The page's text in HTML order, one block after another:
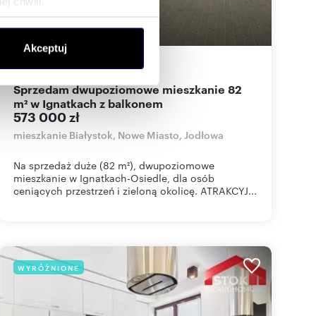
społecznościowym,
od Ciebie lub
Akceptuj
m zł/m
Sprzedam dwupoziomowe mieszkanie 82
m² w Ignatkach z balkonem
573 000 zł
mieszkanie Białystok, Nowe Miasto, Jodłowa
Na sprzedaż duże (82 m²), dwupoziomowe
mieszkanie w Ignatkach-Osiedle, dla osób
ceniących przestrzeń i zieloną okolicę. ATRAKCYJ...
WYRÓŻNIONE